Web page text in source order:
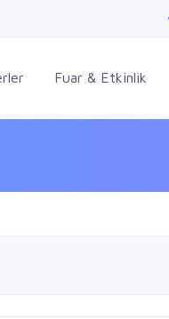
Fuar & Etkinlik